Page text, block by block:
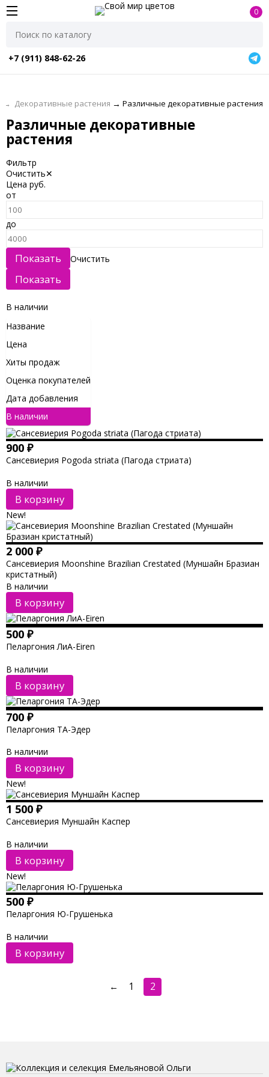
0
+7 (911) 848-62-26
→ Декоративные растения → Различные декоративные растения
Различные декоративные
растения
Фильтр
Очистить✕
Цена руб.
от
до
Очистить
В наличии
Название
Цена
Хиты продаж
Оценка покупателей
Дата добавления
В наличии
900 ₽
Сансевиерия Pogoda striata (Пагода стриата)
В наличии
В корзину
New!
2 000 ₽
Сансевиерия Moonshine Brazilian Crestated (Муншайн Бразиан
кристатный)
В наличии
В корзину
500 ₽
Пеларгония ЛиА-Eiren
В наличии
В корзину
700 ₽
Пеларгония ТА-Эдер
В наличии
В корзину
New!
1 500 ₽
Сансевиерия Муншайн Каспер
В наличии
В корзину
New!
500 ₽
Пеларгония Ю-Грушенька
В наличии
В корзину
← 1 2